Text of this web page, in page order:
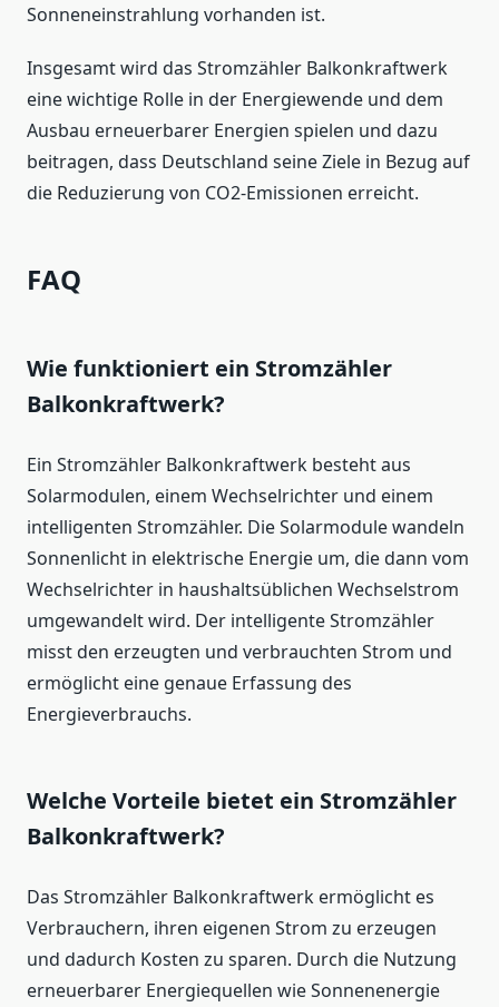
Sonneneinstrahlung vorhanden ist.
Insgesamt wird das Stromzähler Balkonkraftwerk
eine wichtige Rolle in der Energiewende und dem
Ausbau erneuerbarer Energien spielen und dazu
beitragen, dass Deutschland seine Ziele in Bezug auf
die Reduzierung von CO2-Emissionen erreicht.
FAQ
Wie funktioniert ein Stromzähler
Balkonkraftwerk?
Ein Stromzähler Balkonkraftwerk besteht aus
Solarmodulen, einem Wechselrichter und einem
intelligenten Stromzähler. Die Solarmodule wandeln
Sonnenlicht in elektrische Energie um, die dann vom
Wechselrichter in haushaltsüblichen Wechselstrom
umgewandelt wird. Der intelligente Stromzähler
misst den erzeugten und verbrauchten Strom und
ermöglicht eine genaue Erfassung des
Energieverbrauchs.
Welche Vorteile bietet ein Stromzähler
Balkonkraftwerk?
Das Stromzähler Balkonkraftwerk ermöglicht es
Verbrauchern, ihren eigenen Strom zu erzeugen
und dadurch Kosten zu sparen. Durch die Nutzung
erneuerbarer Energiequellen wie Sonnenenergie